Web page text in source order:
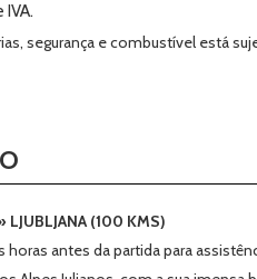
segurança e combustível está
LJUBLJANA (100 KMS)
antes da partida para